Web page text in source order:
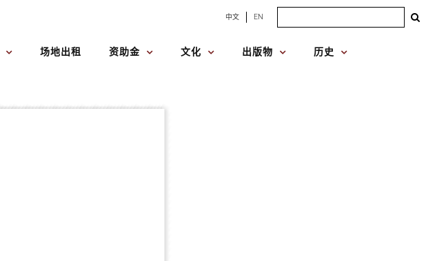
中文 EN
场地出租 资助金 文化 出版物 历史